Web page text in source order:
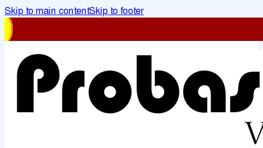
Skip to main contentSkip to footer